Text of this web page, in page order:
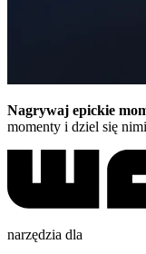
Nagrywaj epickie
momenty i dziel się
narzędzia dla